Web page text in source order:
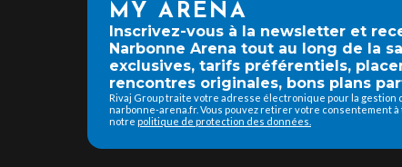
MY ARENA
Inscrivez-vous à la newsletter et
Narbonne Arena tout au long de la
exclusives, tarifs préférentiels,
rencontres originales, bons plans
Rivaj Group traite votre adresse électronique pour la gestion
narbonne-arena.fr. Vous pouvez retirer votre consentement à
notre politique de protection des données.